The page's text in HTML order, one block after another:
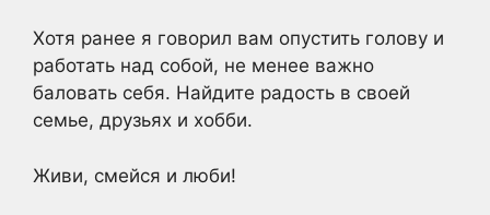
Хотя ранее я говорил вам опустить голову и
работать над собой, не менее важно
баловать себя. Найдите радость в своей
семье, друзьях и хобби.
Живи, смейся и люби!